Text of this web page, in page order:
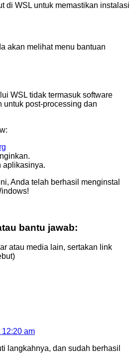
di WSL untuk memastikan instalasi
akan melihat menu bantuan
WSL tidak termasuk software
untuk post-processing dan
aplikasinya.
Anda telah berhasil menginstal
bantu jawab:
atau media lain, sertakan link
12:20 am
langkahnya, dan sudah berhasil